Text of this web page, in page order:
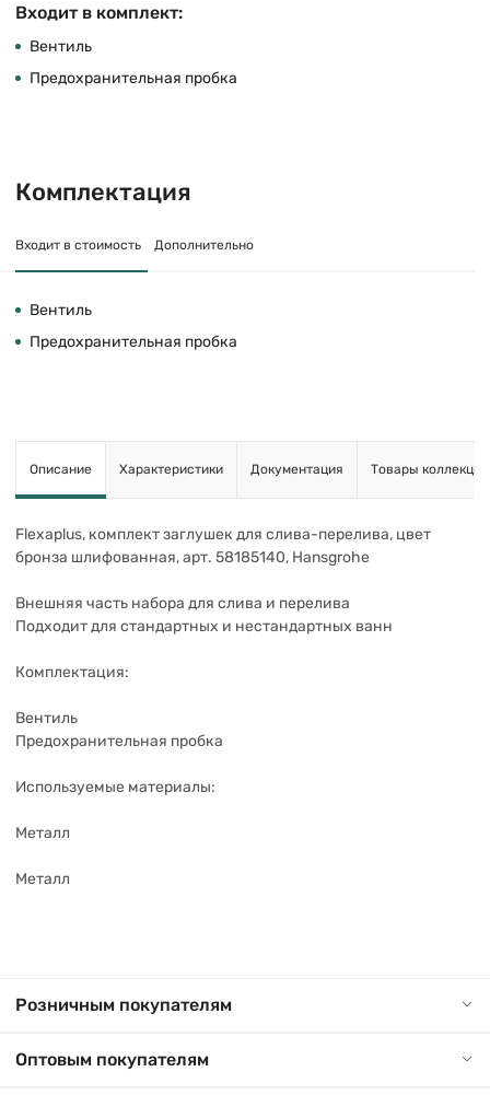
Входит в комплект:
Вентиль
Предохранительная пробка
Комплектация
Входит в стоимость Дополнительно
Вентиль
Предохранительная пробка
Описание Характеристики Документация Товары коллекции
Flexaplus, комплект заглушек для слива-перелива, цвет
бронза шлифованная, арт. 58185140, Hansgrohe
Внешняя часть набора для слива и перелива
Подходит для стандартных и нестандартных ванн
Комплектация:
Вентиль
Предохранительная пробка
Используемые материалы:
Металл
Металл
Розничным покупателям
Оптовым покупателям